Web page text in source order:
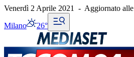
Venerdì 2 Aprile 2021 - Aggiornato alle
Milano 26°